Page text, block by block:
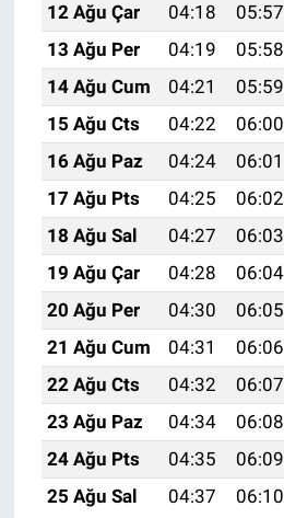
12 Ağu Çar
04:18 05:57
13 Ağu Per
04:19 05:58
14 Ağu Cum
04:21 05:59
15 Ağu Cts
04:22 06:00
16 Ağu Paz
04:24 06:01
17 Ağu Pts
04:25 06:02
18 Ağu Sal
04:27 06:03
19 Ağu Çar
04:28 06:04
20 Ağu Per
04:30 06:05
21 Ağu Cum
04:31 06:06
22 Ağu Cts
04:32 06:07
23 Ağu Paz
04:34 06:08
24 Ağu Pts
04:35 06:09
25 Ağu Sal
04:37 06:10